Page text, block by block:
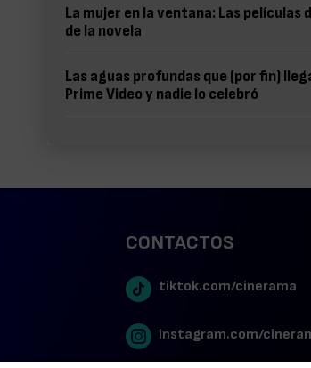
La mujer en la ventana: Las películas
de la novela
Las aguas profundas que (por fin)
Prime Video y nadie lo celebró
CONTACTOS
tiktok.com/cinerama
instagram.com/